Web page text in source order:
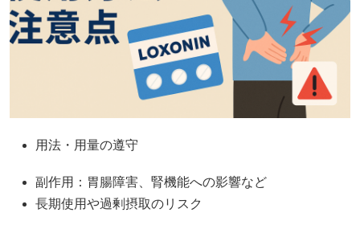
用法・用量の遵守
副作用：胃腸障害、腎機能への影響など
長期使用や過剰摂取のリスク